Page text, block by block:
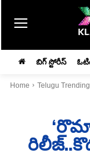
బిగ్ స్టోరీస్
Home Telugu Trending